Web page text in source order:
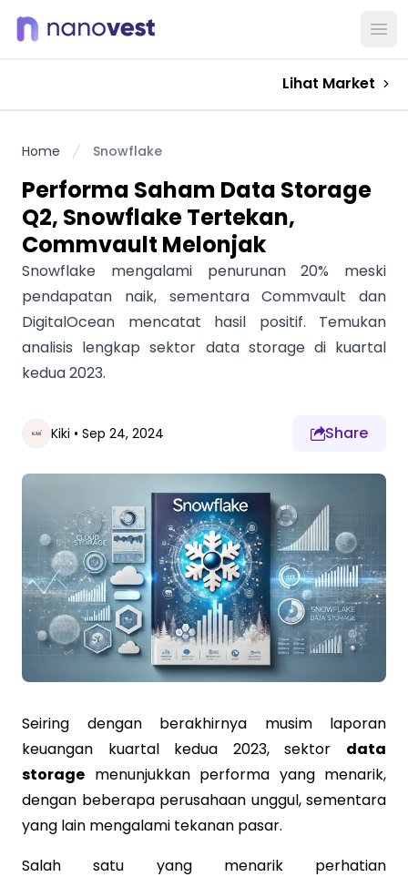
Lihat Market
Home Snowflake
Performa Saham Data Storage
Q2, Snowflake Tertekan,
Commvault Melonjak
Snowflake mengalami penurunan 20% meski
pendapatan naik, sementara Commvault dan
DigitalOcean mencatat hasil positif. Temukan
analisis lengkap sektor data storage di kuartal
kedua 2023.
Kiki • Sep 24, 2024 Share
Seiring dengan berakhirnya musim laporan
keuangan kuartal kedua 2023, sektor data
storage menunjukkan performa yang menarik,
dengan beberapa perusahaan unggul, sementara
yang lain mengalami tekanan pasar.
Salah satu yang menarik perhatian